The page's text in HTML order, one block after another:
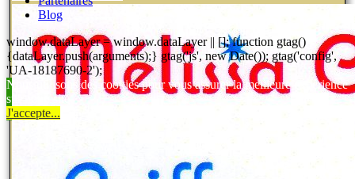
Blog
window.dataLayer = window.dataLayer || []; function gtag()
{dataLayer.push(arguments);} gtag('js', new Date()); gtag('config',
'UA-18187690-2');
Nous utilisons des cookies pour vous assurer la meilleure expérience
sur notre site.
J'accepte...